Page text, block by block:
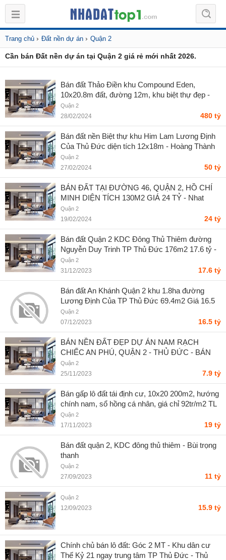
Trang chủ › Đất nền dự án › Quận 2
Cần bán Đất nền dự án tại Quận 2 giá rẻ mới nhất 2026.
Bán đất Thảo Điền khu Compound Eden,
10x20.8m đất, đường 12m, khu biệt thự đẹp -
Hoàng Thành Đạt
Quận 2
28/02/2024 480 tỷ
Bán đất nền Biệt thự khu Him Lam Lương Định
Của Thủ Đức diện tích 12x18m - Hoàng Thành
Đạt
Quận 2
27/02/2024 50 tỷ
BÁN ĐẤT TẠI ĐƯỜNG 46, QUẬN 2, HỒ CHÍ
MINH DIỆN TÍCH 130M2 GIÁ 24 TỶ - Nhat
Quang
Quận 2
19/02/2024 24 tỷ
Bán đất Quận 2 KDC Đông Thủ Thiêm đường
Nguyễn Duy Trinh TP Thủ Đức 176m2 17.6 tỷ -
Trần Quốc Minh
Quận 2
31/12/2023 17.6 tỷ
Bán đất An Khánh Quận 2 khu 1.8ha đường
Lương Định Của TP Thủ Đức 69.4m2 Giá 16.5
tỷ - Trần Quốc Minh
Quận 2
07/12/2023 16.5 tỷ
BÁN NỀN ĐẤT ĐẸP DỰ ÁN NAM RẠCH
CHIẾC AN PHÚ, QUẬN 2 - THỦ ĐỨC - BÁN
NỀN ĐẤT ĐẸP DỰ ÁN NAM RẠCH CHIẾC AN
PHÚ, QUẬN 2 - THỦ ĐỨC - Hữu Giang
Quận 2
25/11/2023 7.9 tỷ
Bán gấp lô đất tái định cư, 10x20 200m2, hướng
chính nam, sổ hồng cá nhân, giá chỉ 92tr/m2 TL
mạnh, Lh: 0388668882 gặp Tâm ( zalo ) - Phạm
Văn Tâm
Quận 2
17/11/2023 19 tỷ
Bán đất quận 2, KDC đông thủ thiêm - Bùi trọng
thanh
Quận 2
27/09/2023 11 tỷ
Quận 2
12/09/2023 15.9 tỷ
Chính chủ bán lô đất: Góc 2 MT - Khu dân cư
Thế Kỷ 21 ngay trung tâm TP Thủ Đức - Thủ